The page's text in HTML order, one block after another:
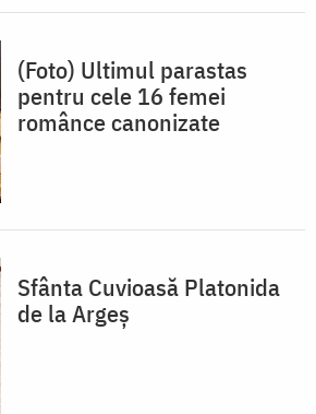
(Foto) Ultimul parastas
pentru cele 16 femei
românce canonizate
Sfânta Cuvioasă Platonida
de la Argeș